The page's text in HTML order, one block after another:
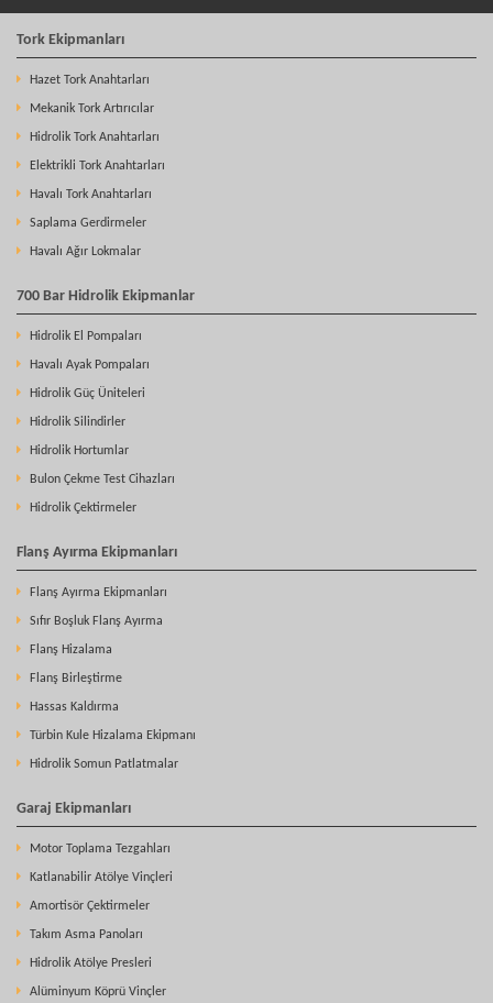
Tork Ekipmanları
Hazet Tork Anahtarları
Mekanik Tork Artırıcılar
Hidrolik Tork Anahtarları
Elektrikli Tork Anahtarları
Havalı Tork Anahtarları
Saplama Gerdirmeler
Havalı Ağır Lokmalar
700 Bar Hidrolik Ekipmanlar
Hidrolik El Pompaları
Havalı Ayak Pompaları
Hidrolik Güç Üniteleri
Hidrolik Silindirler
Hidrolik Hortumlar
Bulon Çekme Test Cihazları
Hidrolik Çektirmeler
Flanş Ayırma Ekipmanları
Flanş Ayırma Ekipmanları
Sıfır Boşluk Flanş Ayırma
Flanş Hizalama
Flanş Birleştirme
Hassas Kaldırma
Türbin Kule Hizalama Ekipmanı
Hidrolik Somun Patlatmalar
Garaj Ekipmanları
Motor Toplama Tezgahları
Katlanabilir Atölye Vinçleri
Amortisör Çektirmeler
Takım Asma Panoları
Hidrolik Atölye Presleri
Alüminyum Köprü Vinçler